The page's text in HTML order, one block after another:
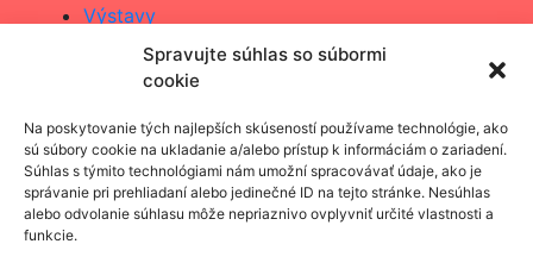
Spravujte súhlas so súbormi
cookie
Na poskytovanie tých najlepších skúseností používame technológie, ako
sú súbory cookie na ukladanie a/alebo prístup k informáciám o zariadení.
Súhlas s týmito technológiami nám umožní spracovávať údaje, ako je
správanie pri prehliadaní alebo jedinečné ID na tejto stránke. Nesúhlas
alebo odvolanie súhlasu môže nepriaznivo ovplyvniť určité vlastnosti a
funkcie.
Výstavy
Na stiahnutie
Organizátor
Z verejných zdrojov podporili